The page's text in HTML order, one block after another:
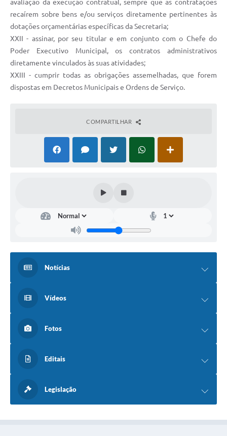
avaliação da execução contratual, sempre que as contratações
recaírem sobre bens e/ou serviços diretamente pertinentes às
dotações orçamentárias específicas da Secretaria;
XXII - assinar, por seu titular e em conjunto com o Chefe do
Poder Executivo Municipal, os contratos administrativos
diretamente vinculados às suas atividades;
XXIII - cumprir todas as obrigações assemelhadas, que forem
dispostas em Decretos Municipais e Ordens de Serviço.
COMPARTILHAR
Notícias
Vídeos
Fotos
Editais
Legislação